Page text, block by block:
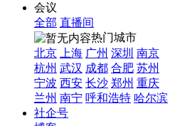
会议
全部 直播间
热门城市
北京
上海 广州 深圳 南京
杭州 武汉 成都 合肥 苏州
宁波 西安 长沙 郑州 重庆
兰州 南宁 呼和浩特 哈尔滨
社企号